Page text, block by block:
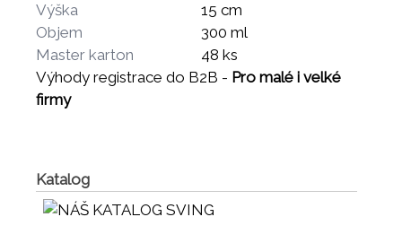
Výška
15 cm
Objem
300 ml
Master karton
48 ks
Výhody registrace do B2B - Pro malé i velké
firmy
Katalog